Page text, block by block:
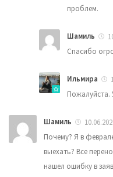
проблем.
Шамиль
Спасибо
Ильмира
Пожалуйста.
Шамиль
Почему? Я в
выехать? Все
нашел ошибку в